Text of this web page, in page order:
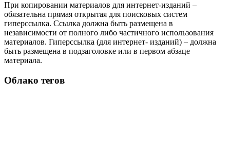
При копировании материалов для интернет-изданий –
обязательна прямая открытая для поисковых систем
гиперссылка. Ссылка должна быть размещена в
независимости от полного либо частичного использования
материалов. Гиперссылка (для интернет- изданий) – должна
быть размещена в подзаголовке или в первом абзаце
материала.
Облако тегов